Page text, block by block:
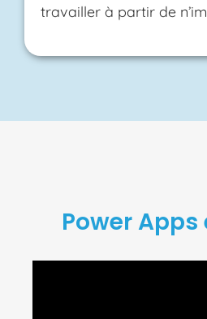
travailler à partir de
Power